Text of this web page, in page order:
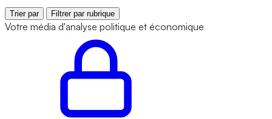
Trier par Filtrer par rubrique
Votre média d'analyse politique et économique